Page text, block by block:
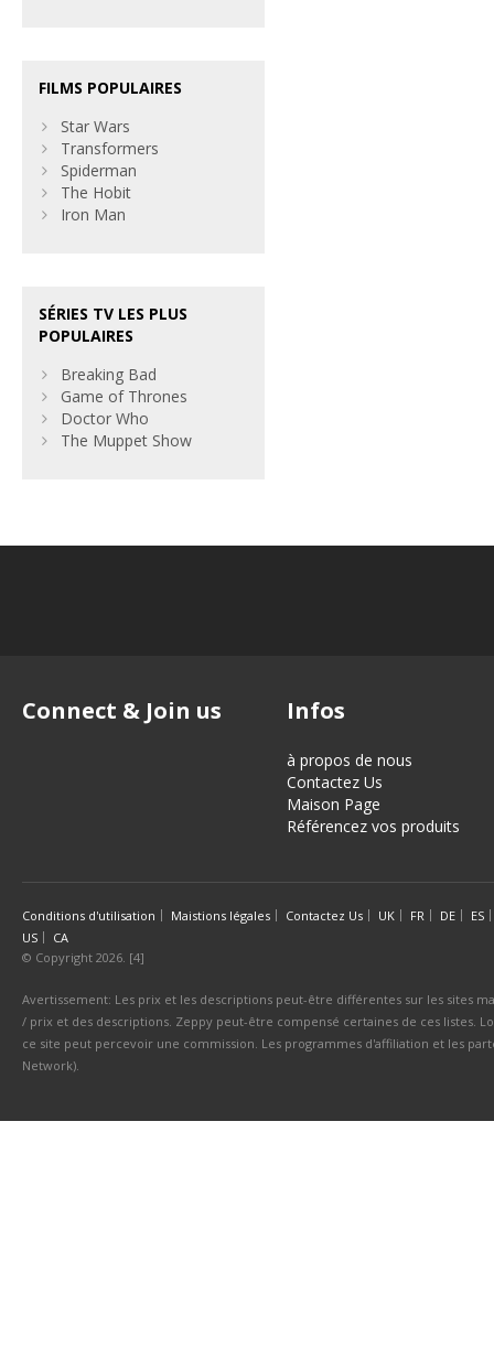
FILMS POPULAIRES
Star Wars
Transformers
Spiderman
The Hobit
Iron Man
SÉRIES TV LES PLUS
POPULAIRES
Breaking Bad
Game of Thrones
Doctor Who
The Muppet Show
Connect & Join us Infos
à propos de nous
Contactez Us
Maison Page
Référencez vos produits
Conditions d'utilisation Maistions légales Contactez Us UK FR DE
ES
US
CA
© Copyright 2026. [4]
Avertissement: Les prix et les descriptions peut-être différentes sur les sites
/ prix et des descriptions. Zeppy peut-être compensé certaines de ces listes.
ce site peut percevoir une commission. Les programmes d'affiliation et les
Network).